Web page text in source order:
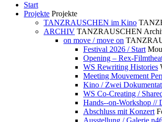
Start
Projekte Projekte
TANZRAUSCHEN im Kino
ARCHIV TANZRAUSCHEN
on move / move on
Festival 2026 / Start
Opening – Rex-
WS Rewriting Histories
Meeting Mouvement
Kino / Zwei
WS Co-Creating /
Hands--on-Workshop //
Abschluss mit Konzert
Ausstellung / Galerie